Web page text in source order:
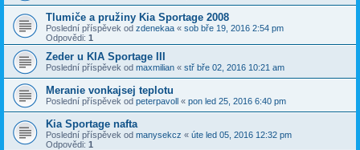
Tlumiče a pružiny Kia Sportage 2008
Poslední příspěvek od zdenekaa « sob bře 19, 2016 2:54 pm
Odpovědi: 1
Zeder u KIA Sportage III
Poslední příspěvek od maxmilian « stř bře 02, 2016 10:21 am
Meranie vonkajsej teplotu
Poslední příspěvek od peterpavoll « pon led 25, 2016 6:40 pm
Kia Sportage nafta
Poslední příspěvek od manysekcz « úte led 05, 2016 12:32 pm
Odpovědi: 1